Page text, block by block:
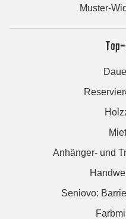
Muster-
Anhänger- und
Seniovo: